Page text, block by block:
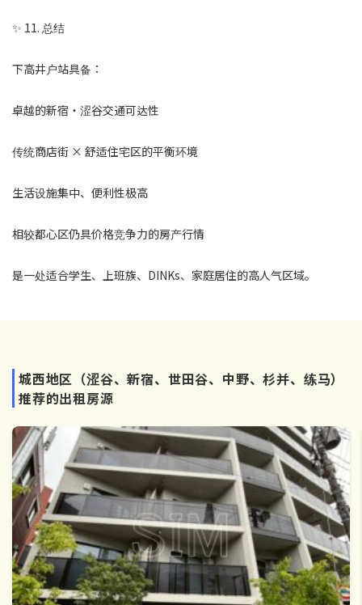
✨ 11. 总结
下高井户站具备：
卓越的新宿・涩谷交通可达性
传统商店街 × 舒适住宅区的平衡环境
生活设施集中、便利性极高
相较都心区仍具价格竞争力的房产行情
是一处适合学生、上班族、DINKs、家庭居住的高人气区域。
城西地区（涩谷、新宿、世田谷、中野、杉并、练马）
推荐的出租房源